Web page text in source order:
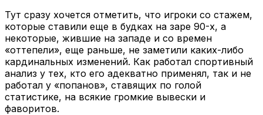
Тут сразу хочется отметить, что игроки со стажем,
которые ставили еще в будках на заре 90-х, а
некоторые, жившие на западе и со времен
«оттепели», еще раньше, не заметили каких-либо
кардинальных изменений. Как работал спортивный
анализ у тех, кто его адекватно применял, так и не
работал у «попанов», ставящих по голой
статистике, на всякие громкие вывески и
фаворитов.